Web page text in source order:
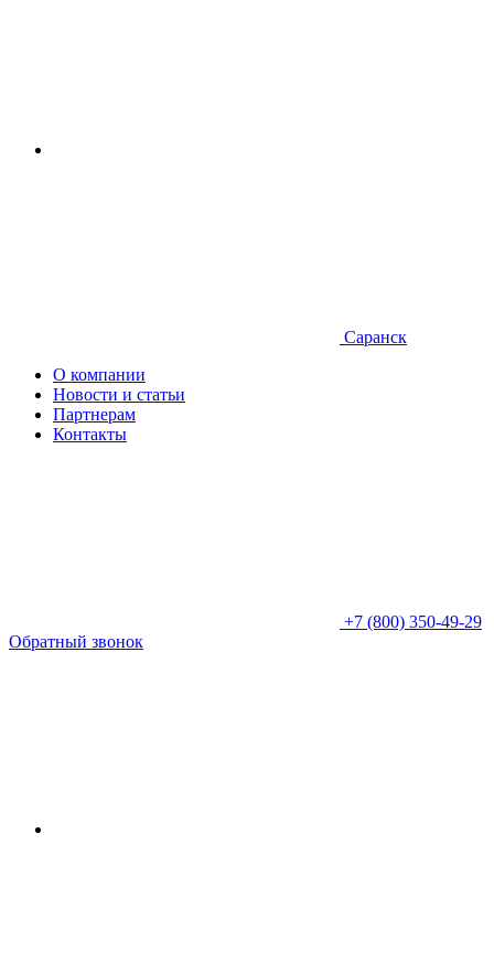
Саранск
О компании
Новости и статьи
Партнерам
Контакты
+7 (800) 350-49-29
Обратный звонок